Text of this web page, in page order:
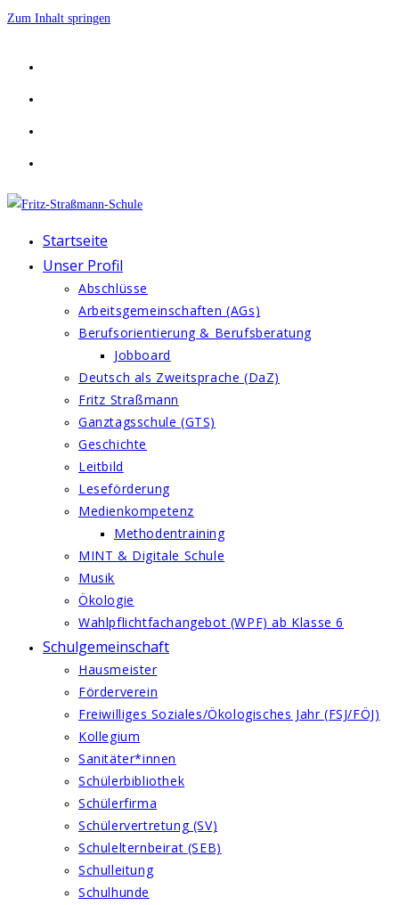
Zum Inhalt springen
Startseite
Unser Profil
Abschlüsse
Arbeitsgemeinschaften (AGs)
Berufsorientierung & Berufsberatung
Jobboard
Deutsch als Zweitsprache (DaZ)
Fritz Straßmann
Ganztagsschule (GTS)
Geschichte
Leitbild
Leseförderung
Medienkompetenz
Methodentraining
MINT & Digitale Schule
Musik
Ökologie
Wahlpflichtfachangebot (WPF) ab Klasse 6
Schulgemeinschaft
Hausmeister
Förderverein
Freiwilliges Soziales/Ökologisches Jahr (FSJ/FÖJ)
Kollegium
Sanitäter*innen
Schülerbibliothek
Schülerfirma
Schülervertretung (SV)
Schulelternbeirat (SEB)
Schulleitung
Schulhunde